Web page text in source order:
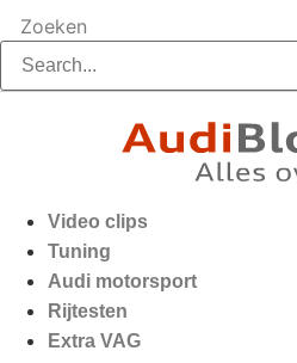
Zoeken
Video clips
Tuning
Audi motorsport
Rijtesten
Extra VAG